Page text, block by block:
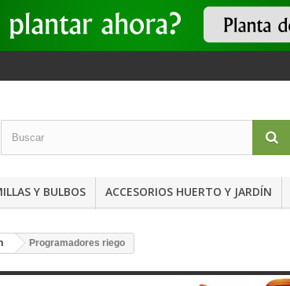
Y BULBOS ACCESORIOS HUERTO Y JARDÍN
Programadores riego